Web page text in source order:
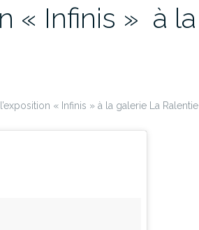
« Infinis » à la
« Infinis » à la galerie La Ralentie